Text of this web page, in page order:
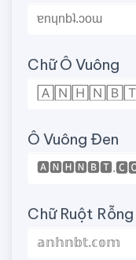
Chữ Ô Vuông
Ô Vuông Đen
Chữ Ruột Rỗng